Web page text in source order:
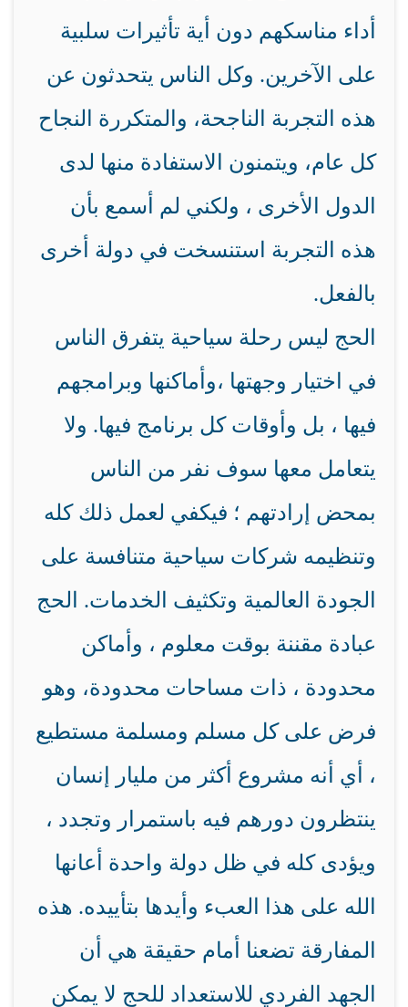
أداء مناسكهم دون أية تأثيرات سلبية
على الآخرين. وكل الناس يتحدثون عن
هذه التجربة الناجحة، والمتكررة النجاح
كل عام، ويتمنون الاستفادة منها لدى
الدول الأخرى ، ولكني لم أسمع بأن
هذه التجربة استنسخت في دولة أخرى
بالفعل.
الحج ليس رحلة سياحية يتفرق الناس
في اختيار وجهتها ،وأماكنها وبرامجهم
فيها ، بل وأوقات كل برنامج فيها. ولا
يتعامل معها سوف نفر من الناس
بمحض إرادتهم ؛ فيكفي لعمل ذلك كله
وتنظيمه شركات سياحية متنافسة على
الجودة العالمية وتكثيف الخدمات. الحج
عبادة مقننة بوقت معلوم ، وأماكن
محدودة ، ذات مساحات محدودة، وهو
فرض على كل مسلم ومسلمة مستطيع
، أي أنه مشروع أكثر من مليار إنسان
ينتظرون دورهم فيه باستمرار وتجدد ،
ويؤدى كله في ظل دولة واحدة أعانها
الله على هذا العبء وأيدها بتأييده. هذه
المفارقة تضعنا أمام حقيقة هي أن
الجهد الفردي للاستعداد للحج لا يمكن